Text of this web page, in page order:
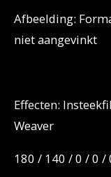
Afbeelding:
niet aangevinkt
Effecten:
Weaver
180 / 140 / 0 / 0 /